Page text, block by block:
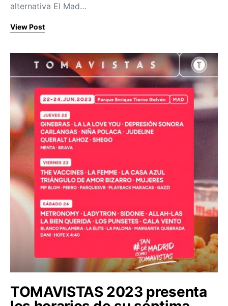
alternativa El Mad…
View Post
TOMAVISTAS 2023 presenta